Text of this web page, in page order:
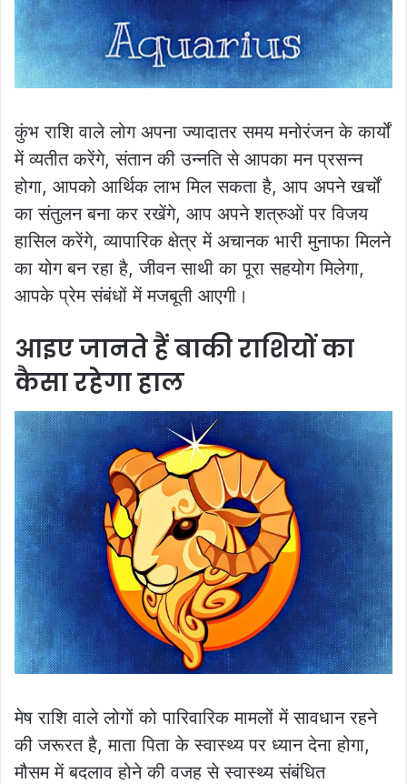
कुंभ राशि वाले लोग अपना ज्यादातर समय मनोरंजन के कार्यों
में व्यतीत करेंगे, संतान की उन्नति से आपका मन प्रसन्न
होगा, आपको आर्थिक लाभ मिल सकता है, आप अपने खर्चों
का संतुलन बना कर रखेंगे, आप अपने शत्रुओं पर विजय
हासिल करेंगे, व्यापारिक क्षेत्र में अचानक भारी मुनाफा मिलने
का योग बन रहा है, जीवन साथी का पूरा सहयोग मिलेगा,
आपके प्रेम संबंधों में मजबूती आएगी।
आइए जानते हैं बाकी राशियों का
कैसा रहेगा हाल
मेष राशि वाले लोगों को पारिवारिक मामलों में सावधान रहने
की जरूरत है, माता पिता के स्वास्थ्य पर ध्यान देना होगा,
मौसम में बदलाव होने की वजह से स्वास्थ्य संबंधित